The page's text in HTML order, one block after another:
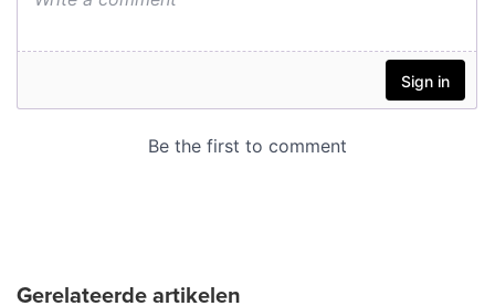
Gerelateerde artikelen